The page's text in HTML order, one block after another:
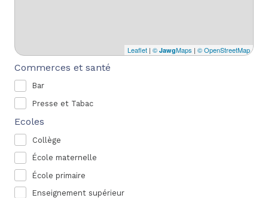
Leaflet | © JawgMaps | © OpenStreetMap
Commerces et santé
Bar
Presse et Tabac
Ecoles
Collège
École maternelle
École primaire
Enseignement supérieur